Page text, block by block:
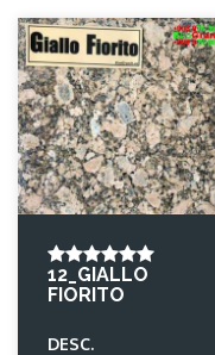
12_GIALLO
FIORITO
DESC.